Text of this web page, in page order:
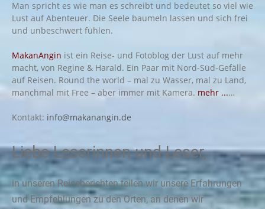
Man spricht es wie man es schreibt und bedeutet so viel wie
Lust auf Abenteuer. Die Seele baumeln lassen und sich frei
und unbeschwert fühlen.
MakanAngin ist ein Reise- und Fotoblog der Lust auf mehr
macht, von Regine & Harald. Ein Paar mit Nord-Süd-Gefälle
auf Reisen. Round the world – mal zu Wasser, mal zu Land,
manchmal mit Free – aber immer mit Kamera. mehr ...…
Kontakt: info@makanangin.de
Liebe Leserinnen und Leser,
in unseren Reiseberichten teilen wir unsere Erfahrungen
und Empfehlungen zu den Orten, an denen wir